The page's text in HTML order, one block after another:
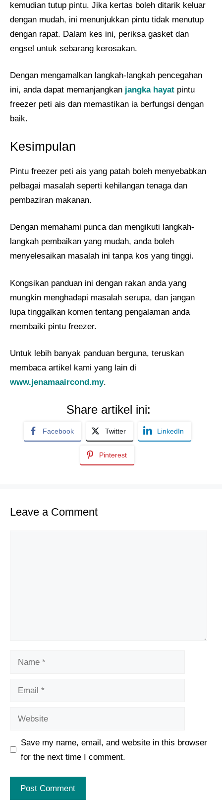
kemudian tutup pintu. Jika kertas boleh ditarik keluar
dengan mudah, ini menunjukkan pintu tidak menutup
dengan rapat. Dalam kes ini, periksa gasket dan
engsel untuk sebarang kerosakan.
Dengan mengamalkan langkah-langkah pencegahan
ini, anda dapat memanjangkan jangka hayat pintu
freezer peti ais dan memastikan ia berfungsi dengan
baik.
Kesimpulan
Pintu freezer peti ais yang patah boleh menyebabkan
pelbagai masalah seperti kehilangan tenaga dan
pembaziran makanan.
Dengan memahami punca dan mengikuti langkah-
langkah pembaikan yang mudah, anda boleh
menyelesaikan masalah ini tanpa kos yang tinggi.
Kongsikan panduan ini dengan rakan anda yang
mungkin menghadapi masalah serupa, dan jangan
lupa tinggalkan komen tentang pengalaman anda
membaiki pintu freezer.
Untuk lebih banyak panduan berguna, teruskan
membaca artikel kami yang lain di
www.jenamaaircond.my.
Share artikel ini:
Facebook Twitter LinkedIn
Pinterest
Leave a Comment
Name
Email
Website
Save my name, email, and website in this browser
for the next time I comment.